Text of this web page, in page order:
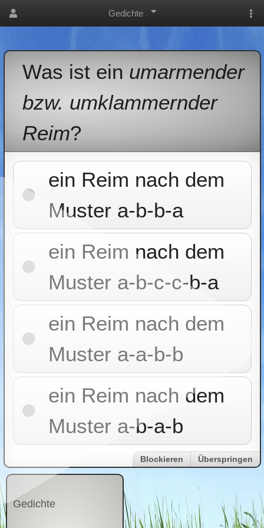
Gedichte
Was ist ein umarmender
bzw. umklammernder
Reim?
ein Reim nach dem
Muster a-b-b-a
ein Reim nach dem
Muster a-b-c-c-b-a
ein Reim nach dem
Muster a-a-b-b
ein Reim nach dem
Muster a-b-a-b
Blockieren Überspringen
Gedichte